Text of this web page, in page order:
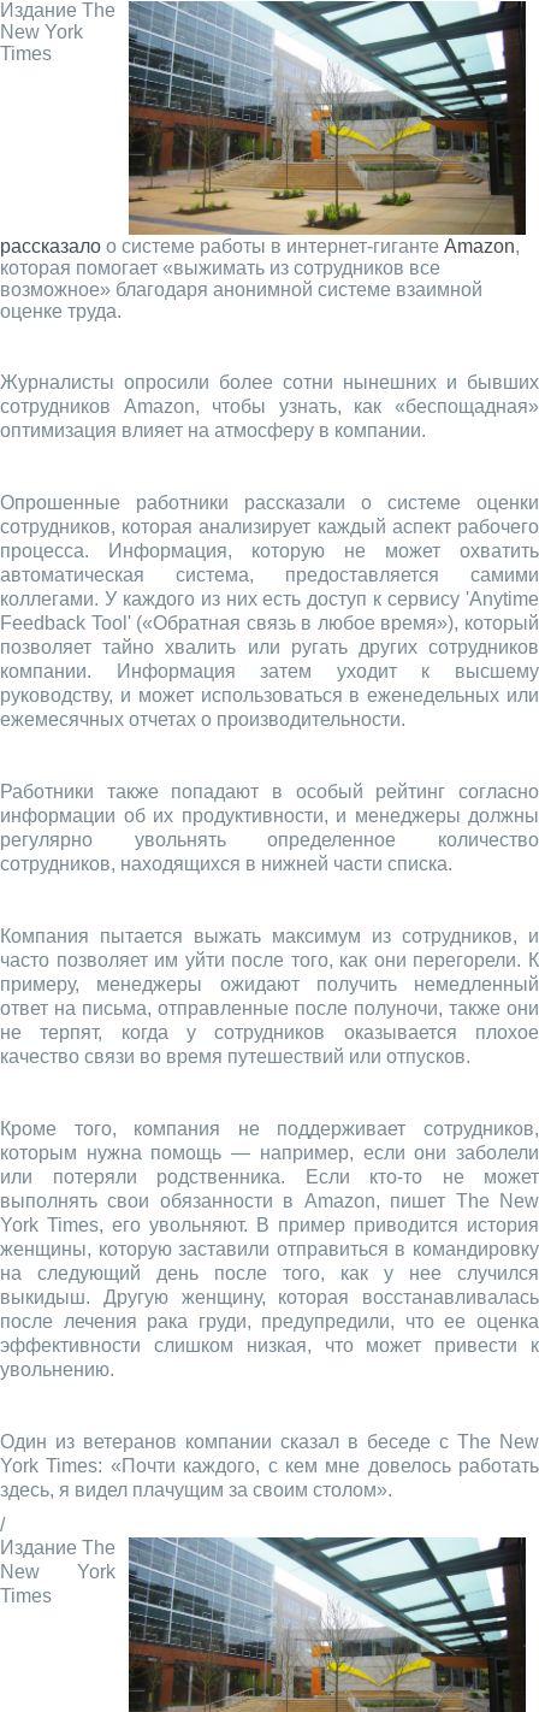
Издание The
New York
Times
рассказало о системе работы в интернет-гиганте Amazon,
которая помогает «выжимать из сотрудников все
возможное» благодаря анонимной системе взаимной
оценке труда.
Журналисты опросили более сотни нынешних и бывших
сотрудников Amazon, чтобы узнать, как «беспощадная»
оптимизация влияет на атмосферу в компании.
Опрошенные работники рассказали о системе оценки
сотрудников, которая анализирует каждый аспект рабочего
процесса. Информация, которую не может охватить
автоматическая система, предоставляется самими
коллегами. У каждого из них есть доступ к сервису 'Anytime
Feedback Tool' («Обратная связь в любое время»), который
позволяет тайно хвалить или ругать других сотрудников
компании. Информация затем уходит к высшему
руководству, и может использоваться в еженедельных или
ежемесячных отчетах о производительности.
Работники также попадают в особый рейтинг согласно
информации об их продуктивности, и менеджеры должны
регулярно увольнять определенное количество
сотрудников, находящихся в нижней части списка.
Компания пытается выжать максимум из сотрудников, и
часто позволяет им уйти после того, как они перегорели. К
примеру, менеджеры ожидают получить немедленный
ответ на письма, отправленные после полуночи, также они
не терпят, когда у сотрудников оказывается плохое
качество связи во время путешествий или отпусков.
Кроме того, компания не поддерживает сотрудников,
которым нужна помощь — например, если они заболели
или потеряли родственника. Если кто-то не может
выполнять свои обязанности в Amazon, пишет The New
York Times, его увольняют. В пример приводится история
женщины, которую заставили отправиться в командировку
на следующий день после того, как у нее случился
выкидыш. Другую женщину, которая восстанавливалась
после лечения рака груди, предупредили, что ее оценка
эффективности слишком низкая, что может привести к
увольнению.
Один из ветеранов компании сказал в беседе с The New
York Times: «Почти каждого, с кем мне довелось работать
здесь, я видел плачущим за своим столом».
/
Издание The
New York
Times